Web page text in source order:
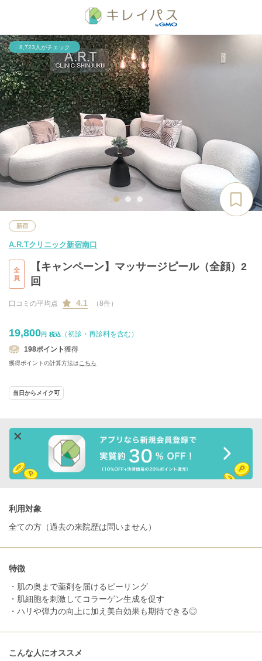
8,723人がチェック
新宿
A.R.Tクリニック新宿南口
全
員
【キャンペーン】マッサージピール（全顔）2
回
口コミの平均点 4.1 （8件）
19,800円 税込
（初診・再診料を含む）
198ポイント獲得
獲得ポイントの計算方法はこちら
当日からメイク可
利用対象
全ての方（過去の来院歴は問いません）
特徴
・肌の奥まで薬剤を届けるピーリング
・肌細胞を刺激してコラーゲン生成を促す
・ハリや弾力の向上に加え美白効果も期待できる◎
こんな人にオススメ